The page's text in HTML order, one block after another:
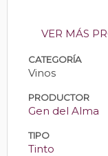
VER MÁS
CATEGORÍA
Vinos
PRODUCTOR
Gen del Alma
TIPO
Tinto